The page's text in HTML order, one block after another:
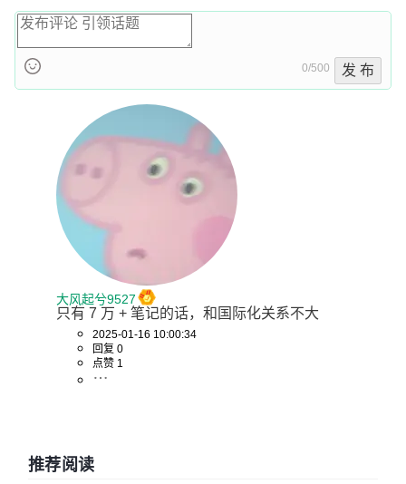
0/500 发 布
大风起兮9527
只有 7 万 + 笔记的话，和国际化关系不大
2025-01-16 10:00:34
回复 0
点赞 1
推荐阅读